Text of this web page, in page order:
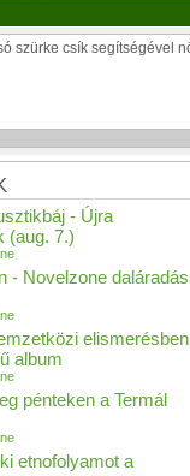
- Újra
(aug. 7.)
- Novelzone daláradás
elismerésben
album
pénteken a Termál
etnofolyamot a